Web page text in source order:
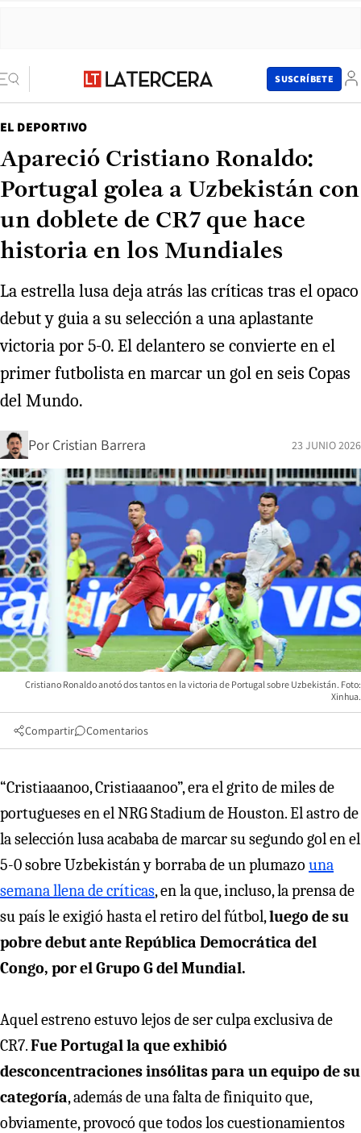
SUSCRÍBETE
EL DEPORTIVO
Apareció Cristiano Ronaldo:
Portugal golea a Uzbekistán con
un doblete de CR7 que hace
historia en los Mundiales
La estrella lusa deja atrás las críticas tras el opaco
debut y guia a su selección a una aplastante
victoria por 5-0. El delantero se convierte en el
primer futbolista en marcar un gol en seis Copas
del Mundo.
Por Cristian Barrera 23 JUNIO 2026
Cristiano Ronaldo anotó dos tantos en la victoria de Portugal sobre Uzbekistán. Foto:
Xinhua.
Compartir Comentarios
“Cristiaaanoo, Cristiaaanoo”, era el grito de miles de
portugueses en el NRG Stadium de Houston. El astro de
la selección lusa acababa de marcar su segundo gol en el
5-0 sobre Uzbekistán y borraba de un plumazo una
semana llena de críticas, en la que, incluso, la prensa de
su país le exigió hasta el retiro del fútbol,luego de su
pobre debut ante República Democrática del
Congo, por el Grupo G del Mundial.
Aquel estreno estuvo lejos de ser culpa exclusiva de
CR7.Fue Portugal la que exhibió
desconcentraciones insólitas para un equipo de su
categoría, además de una falta de finiquito que,
obviamente, provocó que todos los cuestionamientos